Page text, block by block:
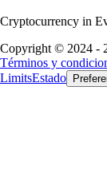
Cryptocurrency in
Copyright © 2024 -
Términos y
LimitsEstado